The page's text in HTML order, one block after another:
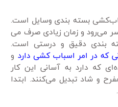
بسته بندی وسایل است.
سر می‌رود و زمان زیادی صرف می
بندی دقیق و درستی است.
که در امر اسباب کشی دارد و
که دارد به آسانی این کار
و شاد تبدیل می‌کنند. ابتدا